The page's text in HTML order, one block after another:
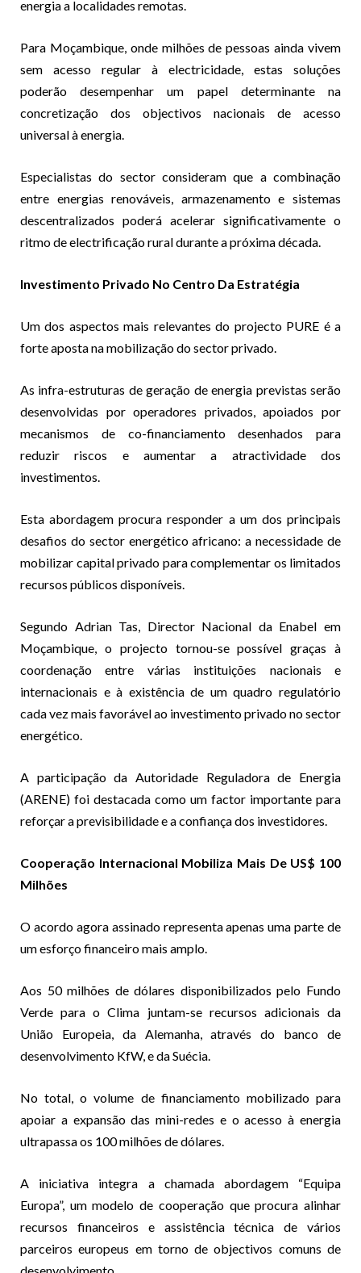
energia a localidades remotas.
Para Moçambique, onde milhões de pessoas ainda vivem
sem acesso regular à electricidade, estas soluções
poderão desempenhar um papel determinante na
concretização dos objectivos nacionais de acesso
universal à energia.
Especialistas do sector consideram que a combinação
entre energias renováveis, armazenamento e sistemas
descentralizados poderá acelerar significativamente o
ritmo de electrificação rural durante a próxima década.
Investimento Privado No Centro Da Estratégia
Um dos aspectos mais relevantes do projecto PURE é a
forte aposta na mobilização do sector privado.
As infra-estruturas de geração de energia previstas serão
desenvolvidas por operadores privados, apoiados por
mecanismos de co-financiamento desenhados para
reduzir riscos e aumentar a atractividade dos
investimentos.
Esta abordagem procura responder a um dos principais
desafios do sector energético africano: a necessidade de
mobilizar capital privado para complementar os limitados
recursos públicos disponíveis.
Segundo Adrian Tas, Director Nacional da Enabel em
Moçambique, o projecto tornou-se possível graças à
coordenação entre várias instituições nacionais e
internacionais e à existência de um quadro regulatório
cada vez mais favorável ao investimento privado no sector
energético.
A participação da Autoridade Reguladora de Energia
(ARENE) foi destacada como um factor importante para
reforçar a previsibilidade e a confiança dos investidores.
Cooperação Internacional Mobiliza Mais De US$ 100
Milhões
O acordo agora assinado representa apenas uma parte de
um esforço financeiro mais amplo.
Aos 50 milhões de dólares disponibilizados pelo Fundo
Verde para o Clima juntam-se recursos adicionais da
União Europeia, da Alemanha, através do banco de
desenvolvimento KfW, e da Suécia.
No total, o volume de financiamento mobilizado para
apoiar a expansão das mini-redes e o acesso à energia
ultrapassa os 100 milhões de dólares.
A iniciativa integra a chamada abordagem “Equipa
Europa”, um modelo de cooperação que procura alinhar
recursos financeiros e assistência técnica de vários
parceiros europeus em torno de objectivos comuns de